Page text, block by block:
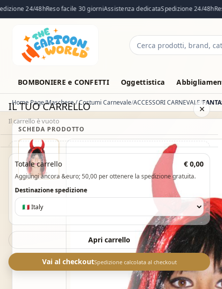
24/48hReso facile 30 giorniAssistenza dedicataSpedizione 24/48hReso
Cerca
BOMBONIERE e CONFETTI Oggettistica
IL TUO CARRELLO
Il carrello è vuoto
×
Il carrello è vuoto. Esplora il catalogo e aggiungi i prodotti che
Vai al catalogo
Totale carrello € 0,00
Aggiungi ancora &euro; 50,00 per ottenere la spedizione gratuita.
Destinazione spedizione
Apri carrello
Vai al checkoutSpedizione calcolata al checkout
Home Page Maschere / Costumi Carnevale ACCESSORI CARNEVALE
SCHEDA PRODOTTO